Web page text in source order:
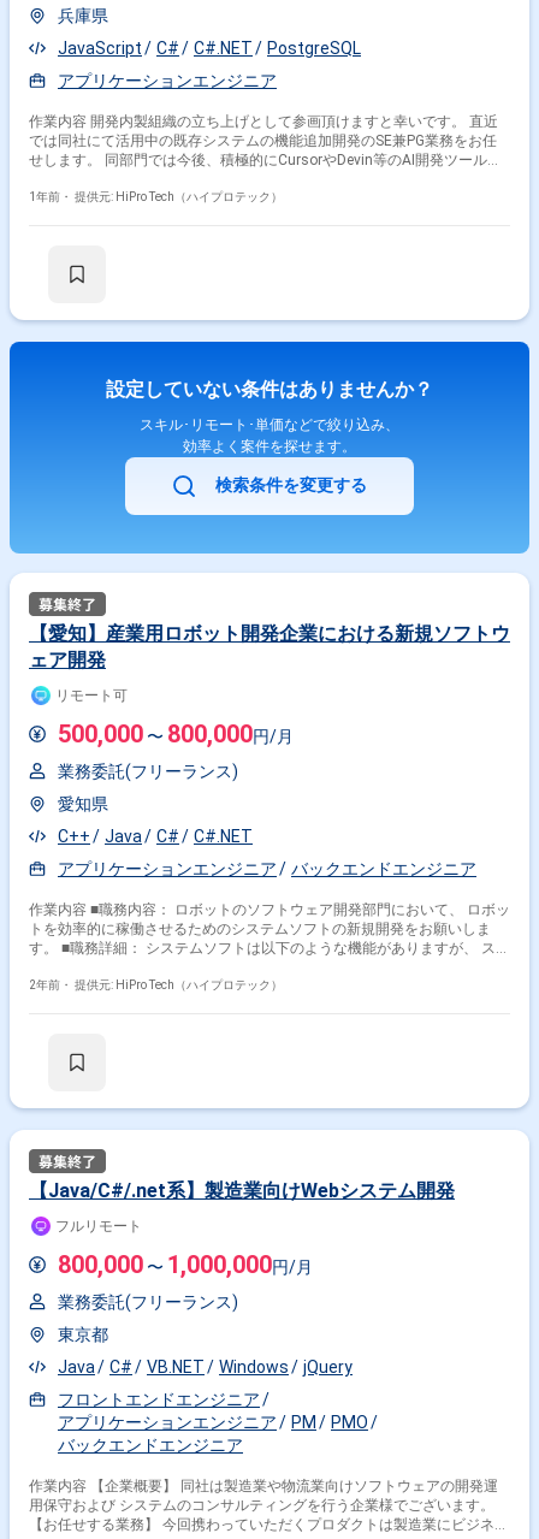
兵庫県
JavaScript
C# C#.NET
PostgreSQL
アプリケーションエンジニア
作業内容 開発内製組織の立ち上げとして参画頂けますと幸いです。 直近
では同社にて活用中の既存システムの機能追加開発のSE兼PG業務をお任
せします。 同部門では今後、積極的にCursorやDevin等のAI開発ツールを
進める予定です。 そのため、現時点ではAIツールの経験は不問ですが、こ
PostgreSQL（SQLから移行中） 同社内で新たに2025年4月から新たな役割
1年前・ 提供元: HiPro Tech（ハイプロテック）
設定していない条件はありませんか？
スキル･リモート･単価などで絞り込み、
効率よく案件を探せます。
検索条件を変更する
【愛知】産業用ロボット開発企業における新規ソフトウ
ェア開発
リモート可
500,000 〜 800,000円/月
業務委託(フリーランス)
愛知県
C++
Java C#
C#.NET
アプリケーションエンジニア
バックエンドエンジニア
作業内容 ■職務内容： ロボットのソフトウェア開発部門において、 ロボッ
トを効率的に稼働させるためのシステムソフトの新規開発をお願いしま
す。 ■職務詳細： システムソフトは以下のような機能がありますが、 スマ
が求められています。 そのため、同社では様々な新規PJを進めておりま
す。 産業用ロボットは、電子部品実装機と呼ばれるロボットで、スマホな
ース (Oracle, SQL Server, PostgreSQL)
2年前・ 提供元: HiPro Tech（ハイプロテック）
【Java/C#/.net系】製造業向けWebシステム開発
フルリモート
800,000 〜 1,000,000円/月
業務委託(フリーランス)
東京都
Java
C# VB.NET Windows
jQuery
フロントエンドエンジニア
アプリケーションエンジニア
PM
PMO
バックエンドエンジニア
作業内容 【企業概要】 同社は製造業や物流業向けソフトウェアの開発運
用保守および システムのコンサルティングを行う企業様でございます。
【お任せする業務】 今回携わっていただくプロダクトは製造業にビジネス